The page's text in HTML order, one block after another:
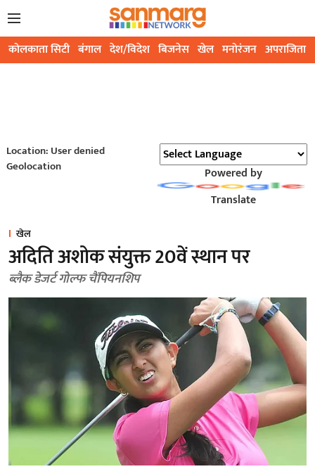
कोलकाता सिटी बंगाल देश/विदेश बिजनेस खेल मनोरंजन अपराजिता
Location: User denied
Geolocation
Powered by
Translate
खेल
अदिति अशोक संयुक्त 20वें स्थान पर
ब्लैक डेजर्ट गोल्फ चैंपियनशिप